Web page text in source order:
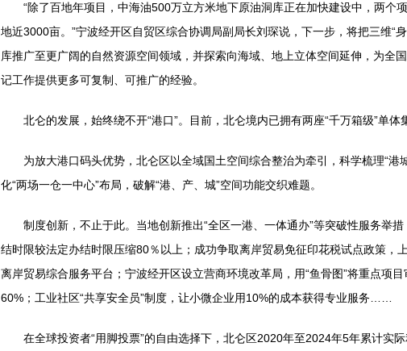
“除了百地年项目，中海油500万立方米地下原油洞库正在加快建设中，两个
地近3000亩。”宁波经开区自贸区综合协调局副局长刘琛说，下一步，将把三维“
库推广至更广阔的自然资源空间领域，并探索向海域、地上立体空间延伸，为全
记工作提供更多可复制、可推广的经验。
北仑的发展，始终绕不开“港口”。目前，北仑境内已拥有两座“千万箱级”单体
为放大港口码头优势，北仑区以全域国土空间综合整治为牵引，科学梳理“港
化“两场一仓一中心”布局，破解“港、产、城”空间功能交织难题。
制度创新，不止于此。当地创新推出“全区一港、一体通办”等突破性服务举措
结时限较法定办结时限压缩80％以上；成功争取离岸贸易免征印花税试点政策，
离岸贸易综合服务平台；宁波经开区设立营商环境改革局，用“鱼骨图”将重点项
60%；工业社区“共享安全员”制度，让小微企业用10%的成本获得专业服务……
在全球投资者“用脚投票”的自由选择下，北仑区2020年至2024年5年累计实